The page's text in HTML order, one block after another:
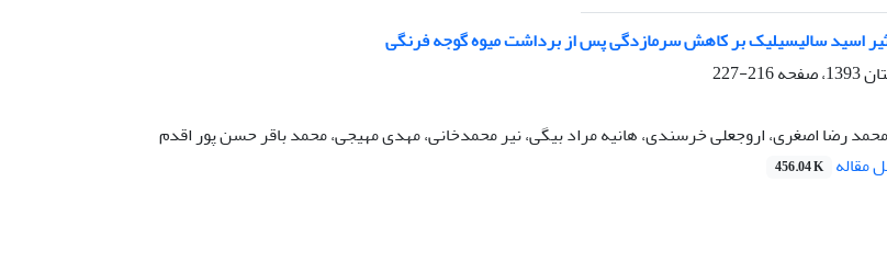
اسید سالیسیلیک بر کاهش سرمازدگی پس از برداشت میوه گوجه فرنگی
216-227
رضا اصغری، اروجعلی خرسندی، هانیه مراد بیگی، نیر محمدخانی، مهدی مهیجی، محمد باقر حسن پور اقدم
مقاله 456.04 K